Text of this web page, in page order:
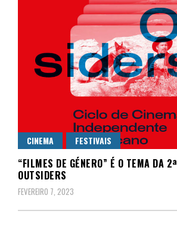
CINEMA FESTIVAIS
“FILMES DE GÉNERO” É O TEMA DA
OUTSIDERS
FEVEREIRO 7, 2023